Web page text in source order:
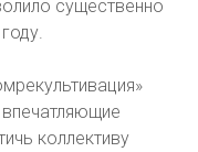
существенно
коллективу